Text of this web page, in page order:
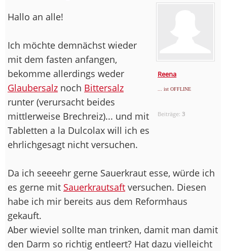
Reena
... ist OFFLINE
Beiträge:3
Hallo an alle!
Ich möchte demnächst wieder
mit dem fasten anfangen,
bekomme allerdings weder
Glaubersalz noch Bittersalz
runter (verursacht beides
mittlerweise Brechreiz)... und mit
Tabletten a la Dulcolax will ich es
ehrlichgesagt nicht versuchen.
Da ich seeeehr gerne Sauerkraut esse, würde ich
es gerne mit Sauerkrautsaft versuchen. Diesen
habe ich mir bereits aus dem Reformhaus
gekauft.
Aber wieviel sollte man trinken, damit man damit
den Darm so richtig entleert? Hat dazu vielleicht